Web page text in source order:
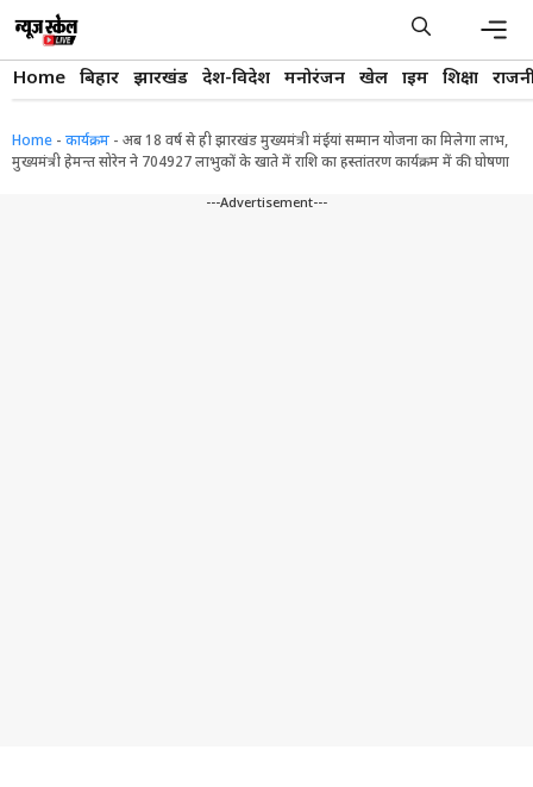
content
Home बिहार झारखंड देश-विदेश मनोरंजन खेल क्राइम शिक्षा
Home - कार्यक्रम - अब 18 वर्ष से ही झारखंड मुख्यमंत्री मंईयां सम्मान योजना का मिलेगा लाभ,
मुख्यमंत्री हेमन्त सोरेन ने 704927 लाभुकों के खाते में राशि का हस्तांतरण कार्यक्रम में की घोषणा
---Advertisement---